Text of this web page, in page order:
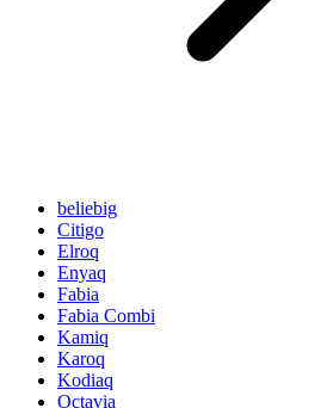
beliebig
Citigo
Elroq
Enyaq
Fabia
Fabia Combi
Kamiq
Karoq
Kodiaq
Octavia